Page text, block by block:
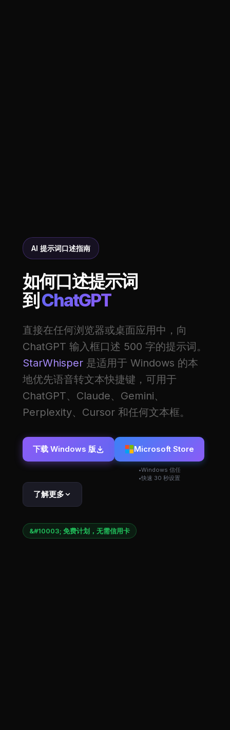
AI 提示词口述指南
如何口述提示词
到ChatGPT
直接在任何浏览器或桌面应用中，向
ChatGPT 输入框口述 500 字的提示词。
StarWhisper 是适用于 Windows 的本
地优先语音转文本快捷键，可用于
ChatGPT、Claude、Gemini、
Perplexity、Cursor 和任何文本框。
下载 Windows 版 Microsoft Store
Windows 信任
快速 30 秒设置
了解更多
&#10003; 免费计划，无需信用卡